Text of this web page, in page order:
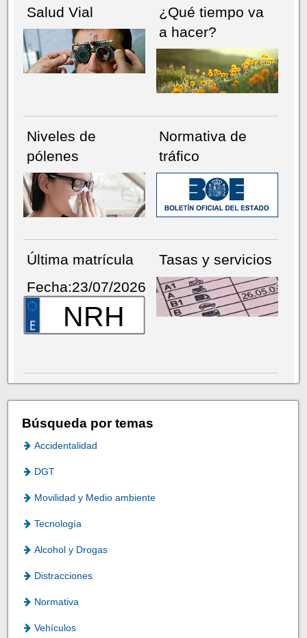
Salud Vial
¿Qué tiempo va
a hacer?
Niveles de
pólenes
Normativa de
tráfico
Última matrícula
Fecha:23/07/2026
NRH
Tasas y servicios
Búsqueda por temas
Accidentalidad
DGT
Movilidad y Medio ambiente
Tecnología
Alcohol y Drogas
Distracciones
Normativa
Vehículos